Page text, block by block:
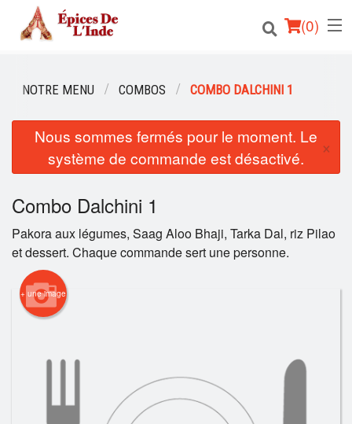
(0)
Commander en ligne
Emplacement
Connection
Inscription
Panier (0)
Rechercher
NOTRE MENU COMBOS COMBO DALCHINI 1
Nous sommes fermés pour le moment. Le
système de commande est désactivé.
×
Combo Dalchini 1
Pakora aux légumes, Saag Aloo Bhaji, Tarka Dal, riz Pilao
et dessert. Chaque commande sert une personne.
+ une image